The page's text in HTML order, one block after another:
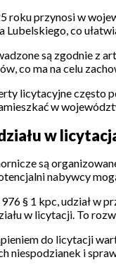
roku przynosi w
Lubelskiego, co
są zgodnie z
co ma na celu
licytacyjne często
w
w
są
nabywcy
§ 1 kpc, udział w
w licytacji. To
do licytacji
niespodzianek i